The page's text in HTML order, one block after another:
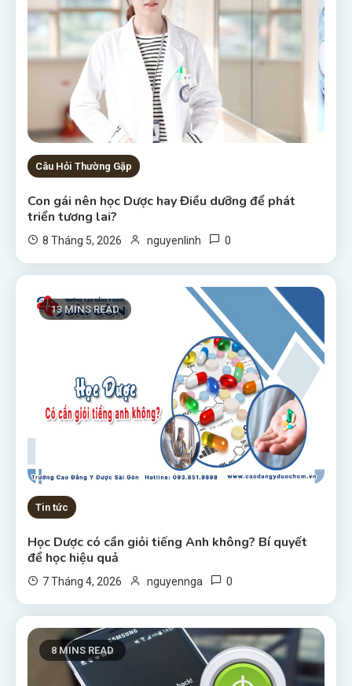
Câu Hỏi Thường Gặp
Con gái nên học Dược hay Điều dưỡng để phát
triển tương lai?
8 Tháng 5, 2026 nguyenlinh 0
13 MINS READ
Tin tức
Học Dược có cần giỏi tiếng Anh không? Bí quyết
để học hiệu quả
7 Tháng 4, 2026 nguyennga 0
8 MINS READ